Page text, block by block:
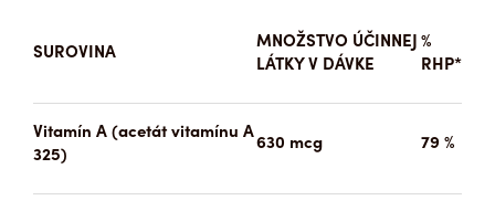
SUROVINA
MNOŽSTVO ÚČINNEJ
LÁTKY V DÁVKE
%
RHP*
Vitamín A (acetát vitamínu A
325)
630 mcg 79 %